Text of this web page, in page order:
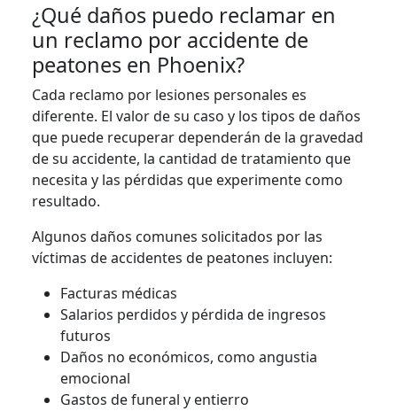
¿Qué daños puedo reclamar en
un reclamo por accidente de
peatones en Phoenix?
Cada reclamo por lesiones personales es
diferente. El valor de su caso y los tipos de daños
que puede recuperar dependerán de la gravedad
de su accidente, la cantidad de tratamiento que
necesita y las pérdidas que experimente como
resultado.
Algunos daños comunes solicitados por las
víctimas de accidentes de peatones incluyen:
Facturas médicas
Salarios perdidos y pérdida de ingresos
futuros
Daños no económicos, como angustia
emocional
Gastos de funeral y entierro